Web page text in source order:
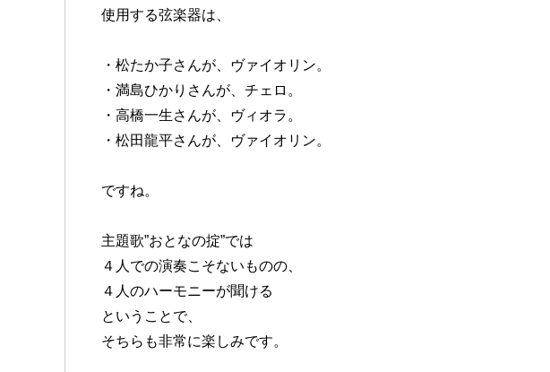
使用する弦楽器は、
・松たか子さんが、ヴァイオリン。
・満島ひかりさんが、チェロ。
・高橋一生さんが、ヴィオラ。
・松田龍平さんが、ヴァイオリン。
ですね。
主題歌”おとなの掟”では
４人での演奏こそないものの、
４人のハーモニーが聞ける
ということで、
そちらも非常に楽しみです。